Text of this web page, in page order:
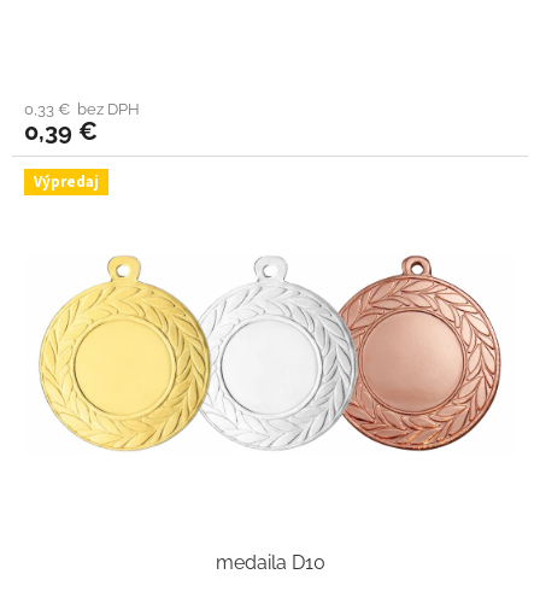
0,33 € bez DPH
0,39 €
Výpredaj
medaila D10